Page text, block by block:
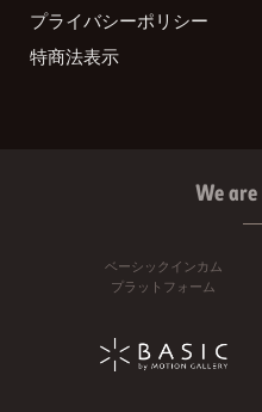
プライバシーポリシー
特商法表示
We are
ベーシックインカム
プラットフォーム